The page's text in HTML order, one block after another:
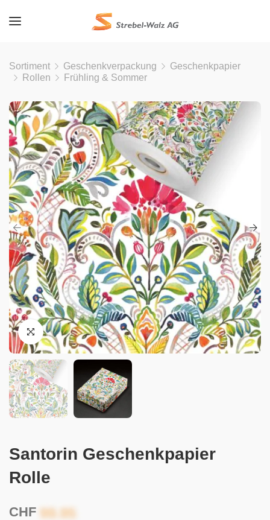
Sortiment Geschenkverpackung
Geschenkpapier
Rollen
Frühling & Sommer
Santorin Geschenkpapier
Rolle
CHF